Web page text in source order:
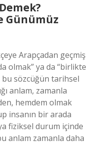
Günümüz
Arapçadan geçmiş
olmak” ya da “birlikte
bu sözcüğün tarihsel
anlam, zamanla
hemdem olmak
insanın bir arada
fiziksel durum içinde
anlam zamanla daha